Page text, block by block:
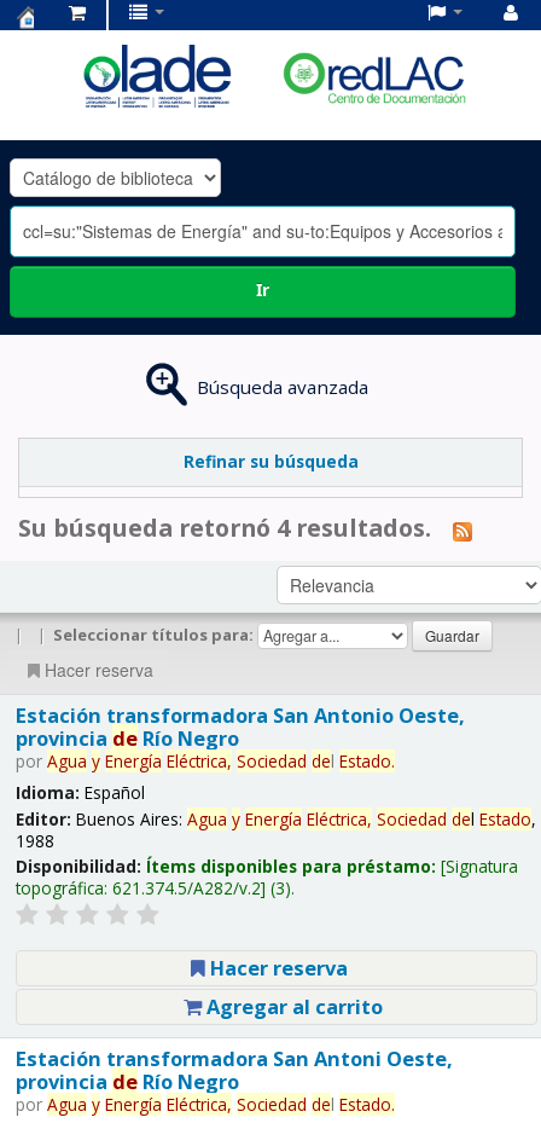
OLADE
-
Ir
Búsqueda avanzada
Refinar su búsqueda
Su búsqueda retornó 4 resultados.
| | Seleccionar títulos para:
Hacer reserva
Estación transformadora San Antonio Oeste,
provincia deRío Negro
por Agua y Energía Eléctrica, Sociedad del Estado.
Idioma: Español
Editor: Buenos Aires: Agua y Energía Eléctrica, Sociedad del Estado,
1988
Disponibilidad: Ítems disponibles para préstamo: Signatura
topográfica: 621.374.5/A282/v.2 (3).
Hacer reserva
Agregar al carrito
Estación transformadora San Antoni Oeste,
provincia deRío Negro
por Agua y Energía Eléctrica, Sociedad del Estado.